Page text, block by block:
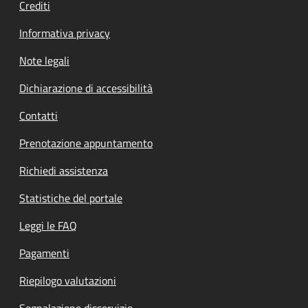
Crediti
Informativa privacy
Note legali
Dichiarazione di accessibilità
Contatti
Prenotazione appuntamento
Richiedi assistenza
Statistiche del portale
Leggi le FAQ
Pagamenti
Riepilogo valutazioni